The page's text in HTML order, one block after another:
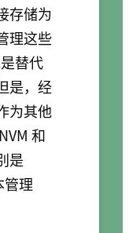
存储为
理这些
替代
是，经
为其他
和
是
管理